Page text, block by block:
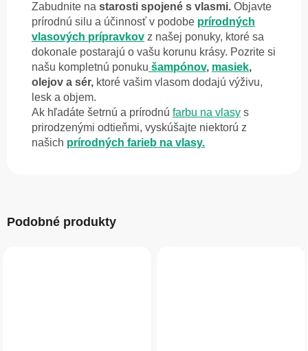
Zabudnite na starosti spojené s vlasmi. Objavte
prírodnú silu a účinnosť v podobe prírodných
vlasových prípravkov z našej ponuky, ktoré sa
dokonale postarajú o vašu korunu krásy. Pozrite si
našu kompletnú ponuku šampónov, masiek,
olejov a sér, ktoré vašim vlasom dodajú výživu,
lesk a objem.
Ak hľadáte šetrnú a prírodnú farbu na vlasy s
prirodzenými odtieňmi, vyskúšajte niektorú z
našich prírodných farieb na vlasy.
Podobné produkty